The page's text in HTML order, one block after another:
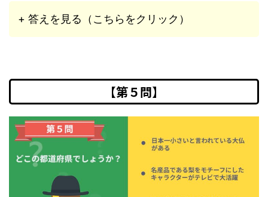
+ 答えを見る（こちらをクリック）
【第５問】